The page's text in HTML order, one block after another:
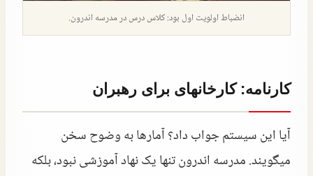
انضباط اولویت اول بود: کلاس درس در مدرسه اندرون.
کارنامه: کارخانهای برای رهبران
آیا این سیستم جواب داد؟ آمارها به وضوح سخن
میگویند. مدرسه اندرون تنها یک نهاد آموزشی نبود، بلکه